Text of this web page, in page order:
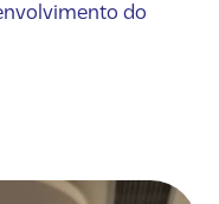
do